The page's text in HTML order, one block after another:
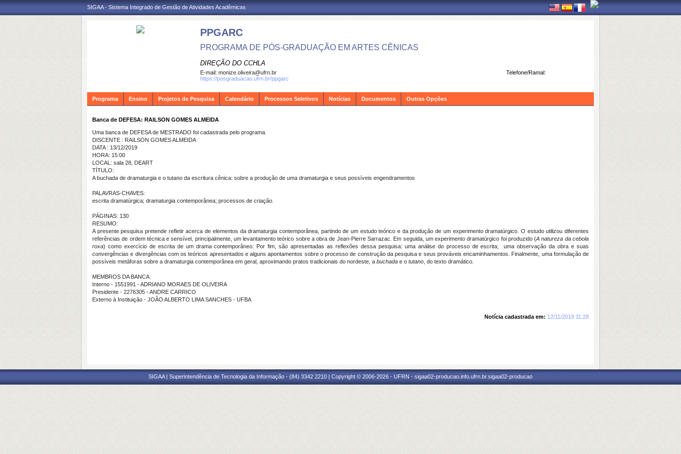
SIGAA - Sistema Integrado de Gestão de Atividades Acadêmicas
PPGARC
PROGRAMA DE PÓS-GRADUAÇÃO EM ARTES CÊNICAS
DIREÇÃO DO CCHLA
Telefone/Ramal:
E-mail: monize.oliveira@ufrn.br
https://posgraduacao.ufrn.br/ppgarc
Programa Ensino Projetos de Pesquisa Calendário Processos Seletivos Notícias Documentos Outras Opções
Banca de DEFESA: RAILSON GOMES ALMEIDA
Uma banca de DEFESA de MESTRADO foi cadastrada pelo programa.
DISCENTE : RAILSON GOMES ALMEIDA
DATA : 13/12/2019
HORA: 15:00
LOCAL: sala 28, DEART
TÍTULO:
A buchada de dramaturgia e o tutano da escritura cênica: sobre a produção de uma dramaturgia e seus possíveis engendramentos
PALAVRAS-CHAVES:
escrita dramatúrgica; dramaturgia contemporânea; processos de criação.
PÁGINAS: 130
RESUMO:
A presente pesquisa pretende refletir acerca de elementos da dramaturgia contemporânea, partindo de um estudo teórico e da produção de um experimento dramatúrgico. O estudo utilizou diferentes
referências de ordem técnica e sensível, principalmente, um levantamento teórico sobre a obra de Jean-Pierre Sarrazac. Em seguida, um experimento dramatúrgico foi produzido (A natureza da cebola
roxa) como exercício de escrita de um drama contemporâneo. Por fim, são apresentadas as reflexões dessa pesquisa: uma análise do processo de escrita; uma observação da obra e suas
convergências e divergências com os teóricos apresentados e alguns apontamentos sobre o processo de construção da pesquisa e seus prováveis encaminhamentos. Finalmente, uma formulação de
possíveis metáforas sobre a dramaturgia contemporânea em geral, aproximando pratos tradicionais do nordeste, a buchada e o tutano , do texto dramático.
MEMBROS DA BANCA:
Interno - 1551991 - ADRIANO MORAES DE OLIVEIRA
Presidente - 2276305 - ANDRE CARRICO
Externo à Instituição - JOÃO ALBERTO LIMA SANCHES - UFBA
Notícia cadastrada em: 12/11/2019 11:28
SIGAA | Superintendência de Tecnologia da Informação - (84) 3342 2210 | Copyright © 2006-2026 - UFRN - sigaa02-producao.info.ufrn.br.sigaa02-producao